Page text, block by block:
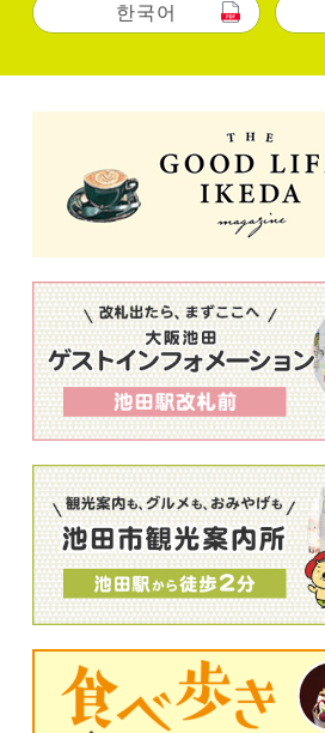
한국어